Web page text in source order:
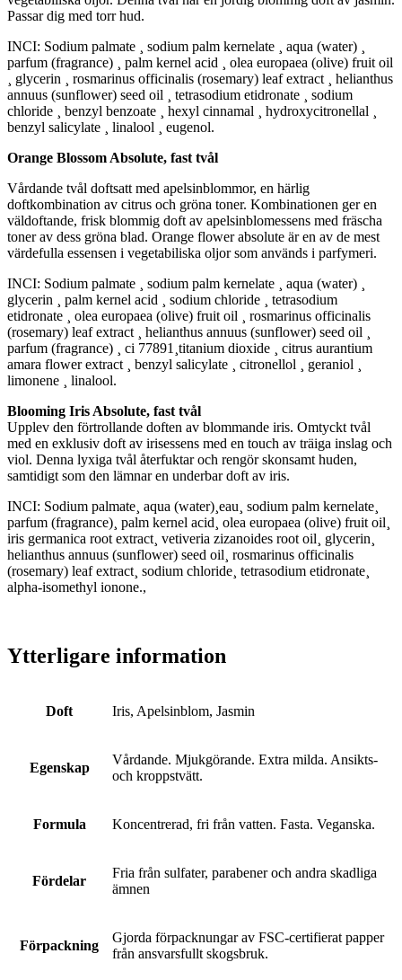
Passar dig med torr hud.
INCI: Sodium palmate ¸ sodium palm kernelate ¸ aqua (water) ¸
parfum (fragrance) ¸ palm kernel acid ¸ olea europaea (olive) fruit oil
¸ glycerin ¸ rosmarinus officinalis (rosemary) leaf extract ¸ helianthus
annuus (sunflower) seed oil ¸ tetrasodium etidronate ¸ sodium
chloride ¸ benzyl benzoate ¸ hexyl cinnamal ¸ hydroxycitronellal ¸
benzyl salicylate ¸ linalool ¸ eugenol.
Orange Blossom Absolute, fast tvål
Vårdande tvål doftsatt med apelsinblommor, en härlig
doftkombination av citrus och gröna toner. Kombinationen ger en
väldoftande, frisk blommig doft av apelsinblomessens med fräscha
toner av dess gröna blad. Orange flower absolute är en av de mest
värdefulla essensen i vegetabiliska oljor som används i parfymeri.
INCI: Sodium palmate ¸ sodium palm kernelate ¸ aqua (water) ¸
glycerin ¸ palm kernel acid ¸ sodium chloride ¸ tetrasodium
etidronate ¸ olea europaea (olive) fruit oil ¸ rosmarinus officinalis
(rosemary) leaf extract ¸ helianthus annuus (sunflower) seed oil ¸
parfum (fragrance) ¸ ci 77891¸titanium dioxide ¸ citrus aurantium
amara flower extract ¸ benzyl salicylate ¸ citronellol ¸ geraniol ¸
limonene ¸ linalool.
Blooming Iris Absolute, fast tvål
Upplev den förtrollande doften av blommande iris. Omtyckt tvål
med en exklusiv doft av irisessens med en touch av träiga inslag och
viol. Denna lyxiga tvål återfuktar och rengör skonsamt huden,
samtidigt som den lämnar en underbar doft av iris.
INCI: Sodium palmate¸ aqua (water)¸eau¸ sodium palm kernelate¸
parfum (fragrance)¸ palm kernel acid¸ olea europaea (olive) fruit oil¸
iris germanica root extract¸ vetiveria zizanoides root oil¸ glycerin¸
helianthus annuus (sunflower) seed oil¸ rosmarinus officinalis
(rosemary) leaf extract¸ sodium chloride¸ tetrasodium etidronate¸
alpha-isomethyl ionone.,
Ytterligare information
Doft Iris, Apelsinblom, Jasmin
Egenskap
Vårdande. Mjukgörande. Extra milda. Ansikts-
och kroppstvätt.
Formula Koncentrerad, fri från vatten. Fasta. Veganska.
Fördelar
Fria från sulfater, parabener och andra skadliga
ämnen
Förpackning
Gjorda förpacknungar av FSC-certifierat papper
från ansvarsfullt skogsbruk.